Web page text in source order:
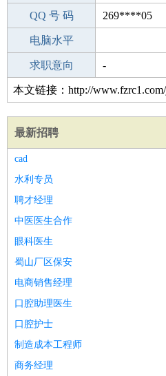
手机号码 187****9474
QQ 号 码 269****05
微信号码
电脑水平
外语水平
求职意向 -
本文链接：http://
最新招聘
cad
水利专员
聘才经理
中医医生合作
眼科医生
蜀山厂区保安
电商销售经理
口腔助理医生
口腔护士
制造成本工程师
商务经理